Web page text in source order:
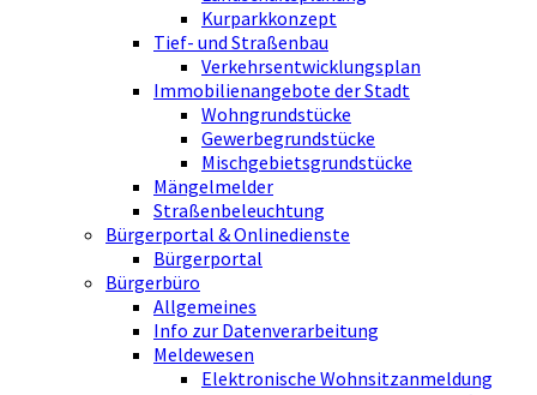
Kurparkkonzept
Tief- und Straßenbau
Verkehrsentwicklungsplan
Immobilienangebote der Stadt
Wohngrundstücke
Gewerbegrundstücke
Mischgebietsgrundstücke
Mängelmelder
Straßenbeleuchtung
Bürgerportal & Onlinedienste
Bürgerportal
Bürgerbüro
Allgemeines
Info zur Datenverarbeitung
Meldewesen
Elektronische Wohnsitzanmeldung